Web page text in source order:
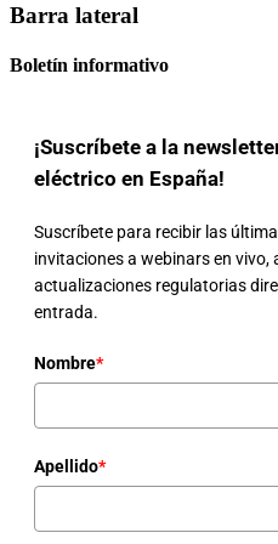
Barra lateral
Boletín informativo
¡Suscríbete a la
eléctrico en España!
Suscríbete para recibir las
invitaciones a webinars en vivo,
actualizaciones regulatorias
entrada.
Nombre*
Apellido*